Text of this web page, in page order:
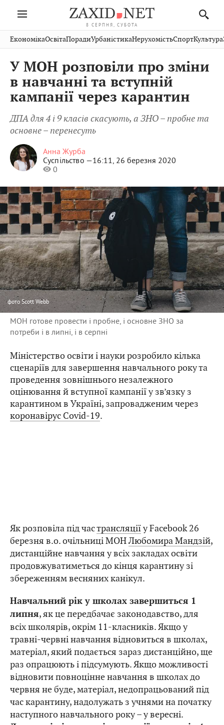
8 СЕРПНЯ, СУБОТА
Івано-
Франківськ
Тернопіль
Волинь
Закарпаття
Рівне
Чернівці
Шептицький
Стрий
Хмельницький
Вінниця
Публікації
Авто СловкоКультура
Кіно Дім СпортКраєзнавство
Фото ОсвітаНерухомість
тварини
ЕкономікаОсвітаПорадиУрбаністикаНерухомістьСпортКультура
У МОН розповіли про зміни
в навчанні та вступній
кампанії через карантин
ДПА для 4 і 9 класів скасують, а ЗНО – пробне та
основне – перенесуть
Анна Журба
Суспільство —16:11, 26 березня 2020
0
фотоScott Webb
МОН готове провести і пробне, і основне ЗНО за
потреби і в липні, і в серпні
Міністерство освіти і науки розробило кілька
сценаріїв для завершення навчального року та
проведення зовнішнього незалежного
оцінювання й вступної кампанії у зв’язку з
карантином в Україні, запровадженим через
коронавірус Covid-19.
Як розповіла під частрансляціїу Facebook 26
березня в.о. очільниці МОНЛюбомира Мандзій,
дистанційне навчання у всіх закладах освіти
продовжуватиметься до кінця карантину зі
збереженням весняних канікул.
Навчальний рік у школах завершиться 1
липня, як це передбачає законодавство, для
всіх школярів, окрім 11-класників. Якщо у
травні-червні навчання відновиться в школах,
матеріал, який подається зараз дистанційно, ще
раз опрацюють і підсумують. Якщо можливості
відновити повноцінне навчання в школах до
червня не буде, матеріал, недопрацьований під
час карантину, надолужать з учнями на початку
наступного навчального року – у вересні.